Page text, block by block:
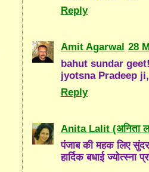
Reply
Amit Agarwal 28
bahut sundar geet!
jyotsna Pradeep
Reply
Anita Lalit (अनिता
पंजाब की महक लिए
हार्दिक बधाई ज्योत्स्ना